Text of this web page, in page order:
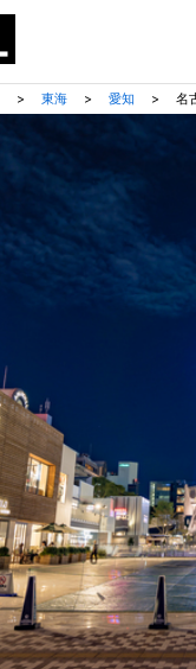
> 東海 > 愛知 > 名